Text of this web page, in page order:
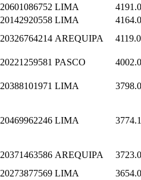
20601086752 LIMA
20142920558 LIMA
20326764214 AREQUIPA
20221259581 PASCO
20388101971 LIMA
20469962246 LIMA
20371463586 AREQUIPA
20273877569 LIMA